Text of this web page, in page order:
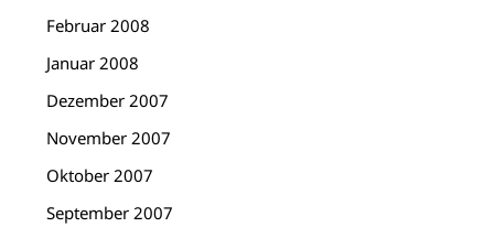
Februar 2008
Januar 2008
Dezember 2007
November 2007
Oktober 2007
September 2007